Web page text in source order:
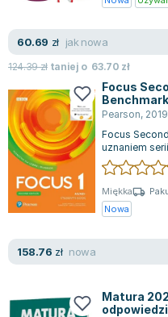
60.69 zł jak nowa
124.39zł taniej o 63.70 zł
Focus
Interactive
Pearson, 2019
Focus
uznaniem
wszystkie
Miękka
Nowa
158.76 zł nowa
Matura